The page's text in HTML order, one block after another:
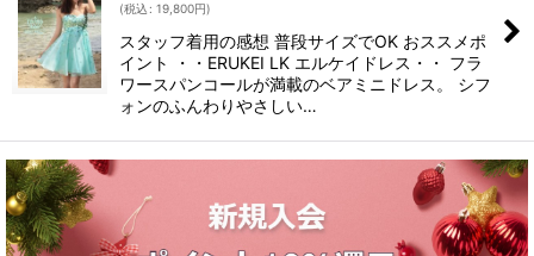
(税込: 19,800円)
スタッフ着用の感想 普段サイズでOK おススメポ
イント ・・ERUKEI LK エルケイドレス・・ フラ
ワースパンコールが満載のベアミニドレス。 シフ
ォンのふんわりやさしい…